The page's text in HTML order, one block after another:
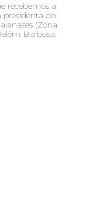
recebemos a
presidenta do
(Zona
Barbosa,